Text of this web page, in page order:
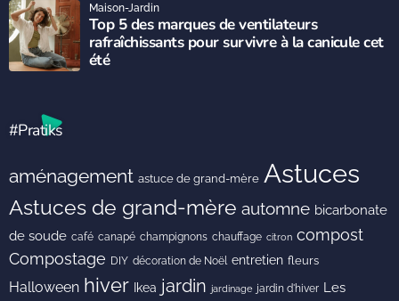
Top 5 des marques de ventilateurs
rafraîchissants pour survivre à la canicule cet
été
Maison-Jardin
#Pratiks
aménagement astuce de grand-mère Astuces
Astuces de grand-mère automne bicarbonate
de soude café canapé champignons chauffage citron compost
Compostage DIY décoration de Noël entretien fleurs
Halloween hiver Ikea jardin jardinage jardin d'hiver Les